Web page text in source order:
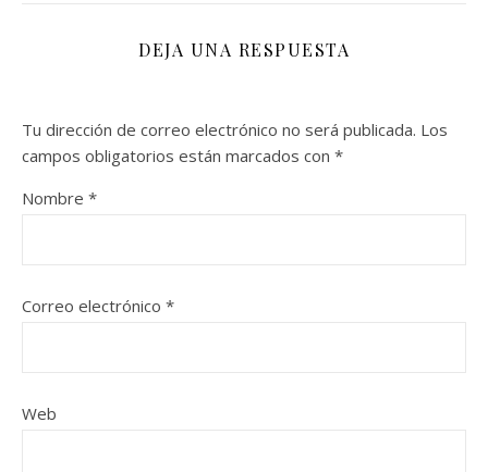
DEJA UNA RESPUESTA
Tu dirección de correo electrónico no será publicada. Los
campos obligatorios están marcados con *
Nombre *
Correo electrónico *
Web